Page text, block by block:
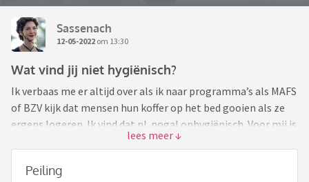
Sassenach
12-05-2022 om 13:30
Wat vind jij niet hygiënisch?
Ik verbaas me er altijd over als ik naar programma’s als MAFS
of BZV kijk dat mensen hun koffer op het bed gooien als ze
ergens logeren. Ik vind dat nl. nogal onhygiënisch. Voor mij is
dat hetzelfde als schoenen op je bed zetten.
Zo’n koffer heeft buiten op straat in van alles gestaan, heeft
Peiling